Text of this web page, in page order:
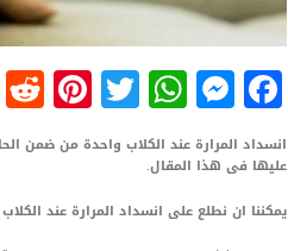
Facebook
Messenger
انسداد المرارة عند الكلاب واحدة من ضمن
عليها فى هذا المقال.
يمكننا ان نطلع على انسداد المرارة عند